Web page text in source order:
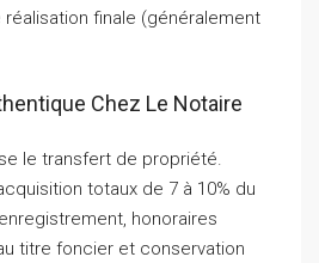
finale (généralement
Chez Le Notaire
le transfert de propriété.
totaux de 7 à 10% du
honoraires
titre foncier et conservation